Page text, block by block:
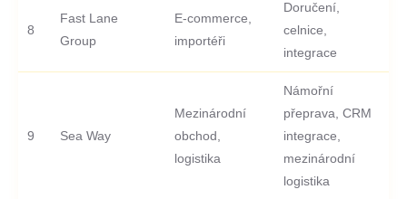
8
Fast Lane
Group
E-commerce,
importéři
Doručení,
celnice,
integrace
9 Sea Way
Mezinárodní
obchod,
logistika
Námořní
přeprava, CRM
integrace,
mezinárodní
logistika